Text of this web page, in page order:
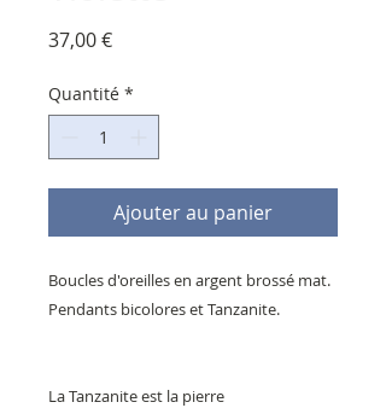
37,00 €Prix
Quantité *
Ajouter au panier
Boucles d'oreilles en argent brossé mat.
Pendants bicolores et Tanzanite.
La Tanzanite est la pierre